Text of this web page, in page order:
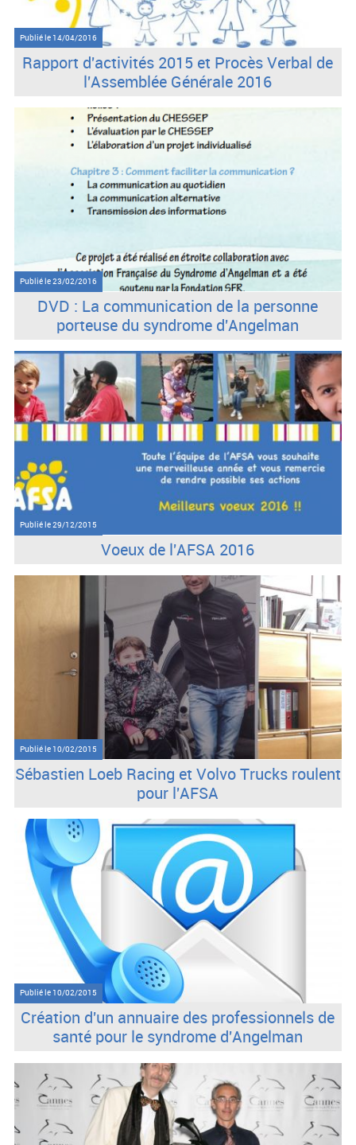
Publié le 14/04/2016
Rapport d'activités 2015 et Procès Verbal de
l'Assemblée Générale 2016
Publié le23/02/2016
DVD : La communication de la personne
porteuse du syndrome d'Angelman
Publié le29/12/2015
Voeux de l'AFSA 2016
Publié le 10/02/2015
Sébastien Loeb Racing et Volvo Trucks roulent
pour l'AFSA
Publié le 10/02/2015
Création d'un annuaire des professionnels de
santé pour le syndrome d'Angelman